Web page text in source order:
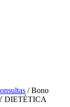
/ Bono
DIETÉTICA